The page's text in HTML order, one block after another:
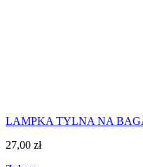
LAMPKA TYLNA NA
27,00 zł